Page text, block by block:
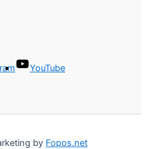
YouTube
by Fopos.net